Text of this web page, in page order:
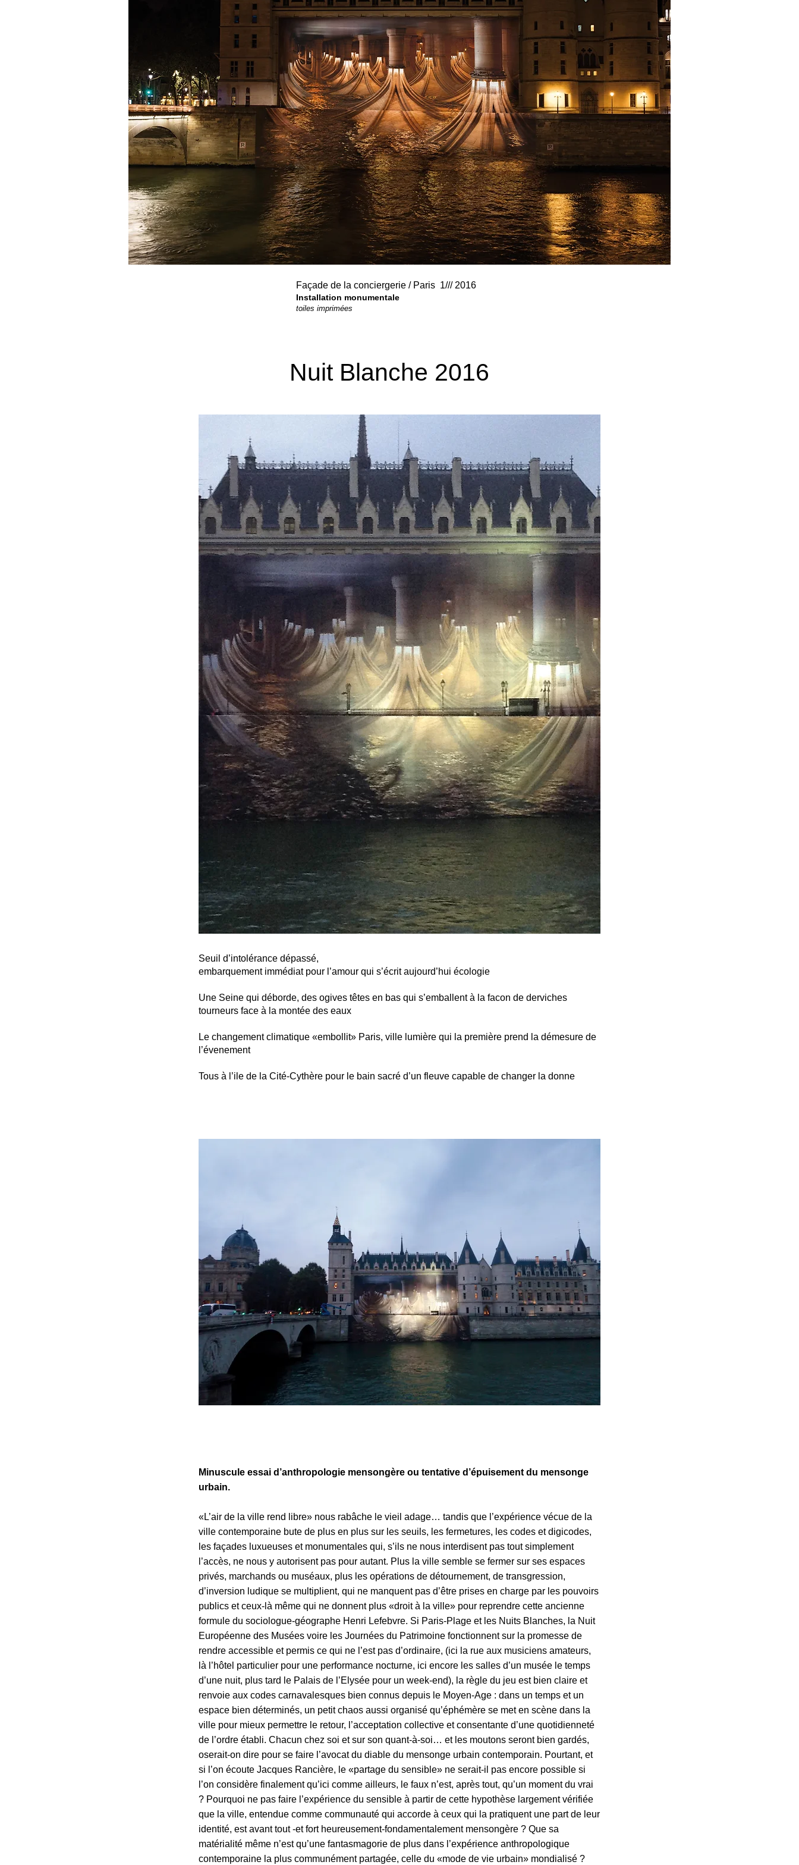
Façade de la conciergerie / Paris 1/// 2016
Installation monumentale
toiles imprimées
Nuit Blanche 2016
Seuil d’intolérance dépassé,
embarquement immédiat pour l’amour qui s’écrit aujourd’hui écologie
Une Seine qui déborde, des ogives têtes en bas qui s’emballent à la facon de derviches
tourneurs face à la montée des eaux
Le changement climatique «embollit» Paris, ville lumière qui la première prend la démesure de
l’évenement
Tous à l’ile de la Cité-Cythère pour le bain sacré d’un fleuve capable de changer la donne
Minuscule essai d’anthropologie mensongère ou tentative d’épuisement du mensonge
urbain.
«L’air de la ville rend libre» nous rabâche le vieil adage… tandis que l’expérience vécue de la
ville contemporaine bute de plus en plus sur les seuils, les fermetures, les codes et digicodes,
les façades luxueuses et monumentales qui, s’ils ne nous interdisent pas tout simplement
l’accès, ne nous y autorisent pas pour autant. Plus la ville semble se fermer sur ses espaces
privés, marchands ou muséaux, plus les opérations de détournement, de transgression,
d’inversion ludique se multiplient, qui ne manquent pas d’être prises en charge par les pouvoirs
publics et ceux-là même qui ne donnent plus «droit à la ville» pour reprendre cette ancienne
formule du sociologue-géographe Henri Lefebvre. Si Paris-Plage et les Nuits Blanches, la Nuit
Européenne des Musées voire les Journées du Patrimoine fonctionnent sur la promesse de
rendre accessible et permis ce qui ne l’est pas d’ordinaire, (ici la rue aux musiciens amateurs,
là l’hôtel particulier pour une performance nocturne, ici encore les salles d’un musée le temps
d’une nuit, plus tard le Palais de l’Elysée pour un week-end), la règle du jeu est bien claire et
renvoie aux codes carnavalesques bien connus depuis le Moyen-Age : dans un temps et un
espace bien déterminés, un petit chaos aussi organisé qu’éphémère se met en scène dans la
ville pour mieux permettre le retour, l’acceptation collective et consentante d’une quotidienneté
de l’ordre établi. Chacun chez soi et sur son quant-à-soi… et les moutons seront bien gardés,
oserait-on dire pour se faire l’avocat du diable du mensonge urbain contemporain. Pourtant, et
si l’on écoute Jacques Rancière, le «partage du sensible» ne serait-il pas encore possible si
l’on considère finalement qu’ici comme ailleurs, le faux n’est, après tout, qu’un moment du vrai
? Pourquoi ne pas faire l’expérience du sensible à partir de cette hypothèse largement vérifiée
que la ville, entendue comme communauté qui accorde à ceux qui la pratiquent une part de leur
identité, est avant tout -et fort heureusement-fondamentalement mensongère ? Que sa
matérialité même n’est qu’une fantasmagorie de plus dans l’expérience anthropologique
contemporaine la plus communément partagée, celle du «mode de vie urbain» mondialisé ?